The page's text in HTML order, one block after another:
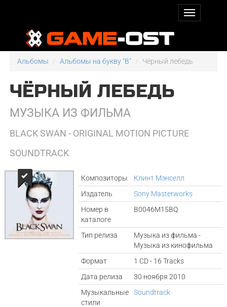
Альбомы Альбомы на букву "B" Чёрный лебедь
ЧЁРНЫЙ ЛЕБЕДЬ
МУЗЫКА ИЗ ФИЛЬМА
BLACK SWAN - ORIGINAL MOTION PICTURE
SOUNDTRACK
Композиторы
Клинт Мэнселл
Издатель
Sony Masterworks
Номер в
каталоге
B0046M15BQ
Тип релиза
Музыка из фильма -
Музыка из кинофильма
Формат
1 CD - 16 Tracks
Дата релиза
30 ноября 2010
Музыкальные
стили
Soundtrack